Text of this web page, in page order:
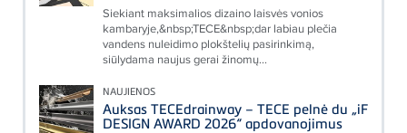
Siekiant maksimalios dizaino laisvės vonios
kambaryje,&nbsp;TECE&nbsp;dar labiau plečia
vandens nuleidimo plokštelių pasirinkimą,
siūlydama naujus gerai žinomų...
NAUJIENOS
Auksas TECEdrainway – TECE pelnė du „iF
DESIGN AWARD 2026“ apdovanojimus